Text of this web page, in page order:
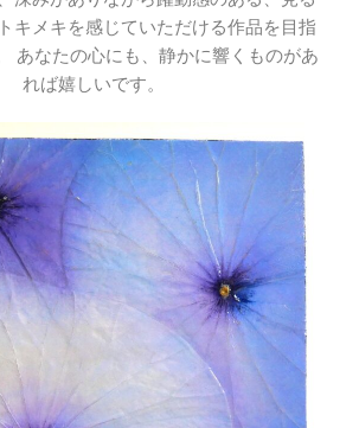
キメキを感じていただける作品を目指
あなたの心にも、静かに響くものがあ
れば嬉しいです。